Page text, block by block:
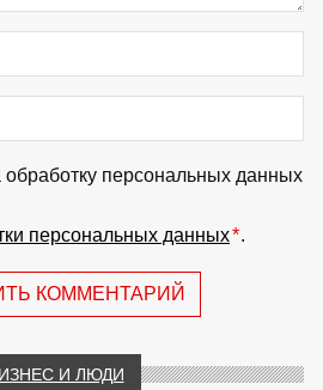
персональных данных
персональных данных*.
КОММЕНТАРИЙ
И ЛЮДИ